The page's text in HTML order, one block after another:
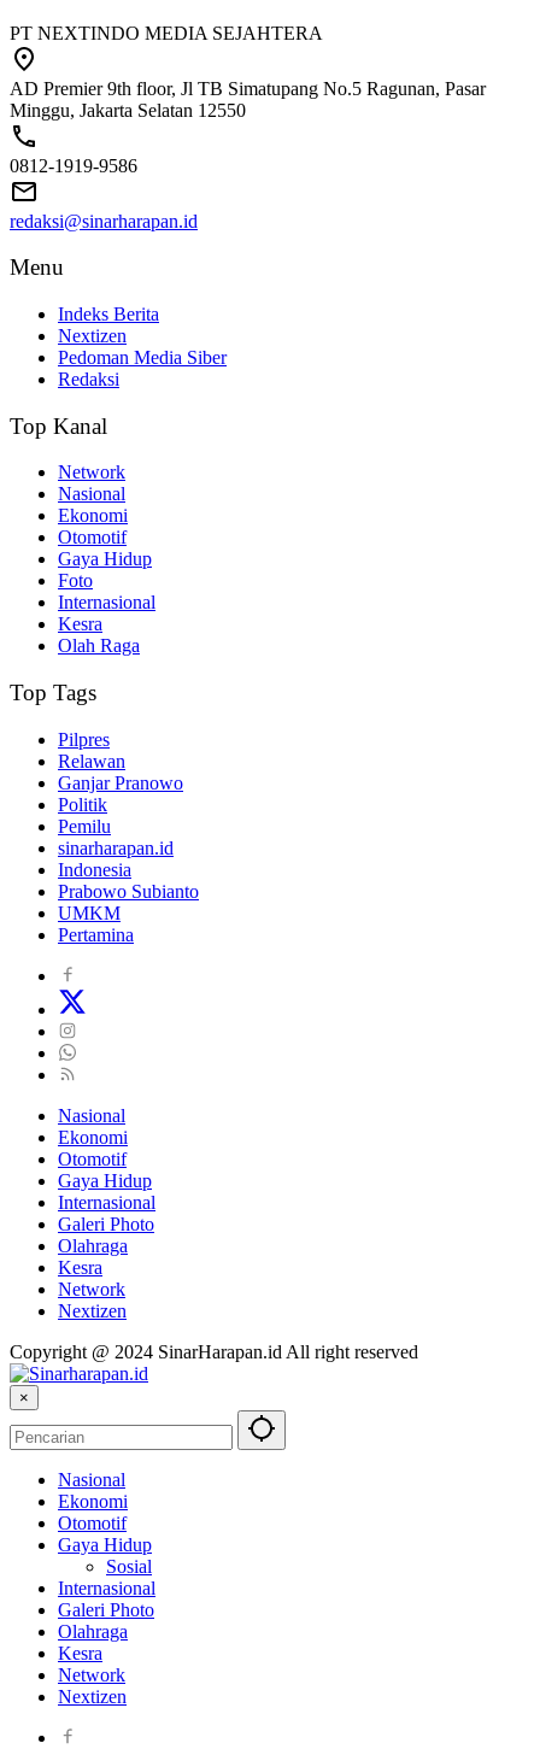
PT NEXTINDO MEDIA SEJAHTERA
AD Premier 9th floor, Jl TB Simatupang No.5 Ragunan, Pasar
Minggu, Jakarta Selatan 12550
0812-1919-9586
redaksi@sinarharapan.id
Menu
Indeks Berita
Nextizen
Pedoman Media Siber
Redaksi
Top Kanal
Network
Nasional
Ekonomi
Otomotif
Gaya Hidup
Foto
Internasional
Kesra
Olah Raga
Top Tags
Pilpres
Relawan
Ganjar Pranowo
Politik
Pemilu
sinarharapan.id
Indonesia
Prabowo Subianto
UMKM
Pertamina
Nasional
Ekonomi
Otomotif
Gaya Hidup
Internasional
Galeri Photo
Olahraga
Kesra
Network
Nextizen
Copyright @ 2024 SinarHarapan.id All right reserved
×
Nasional
Ekonomi
Otomotif
Gaya Hidup
Sosial
Internasional
Galeri Photo
Olahraga
Kesra
Network
Nextizen